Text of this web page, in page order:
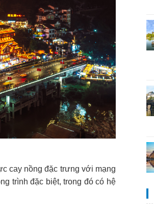
cay nồng đặc trưng với mạng
trình đặc biệt, trong đó có hệ